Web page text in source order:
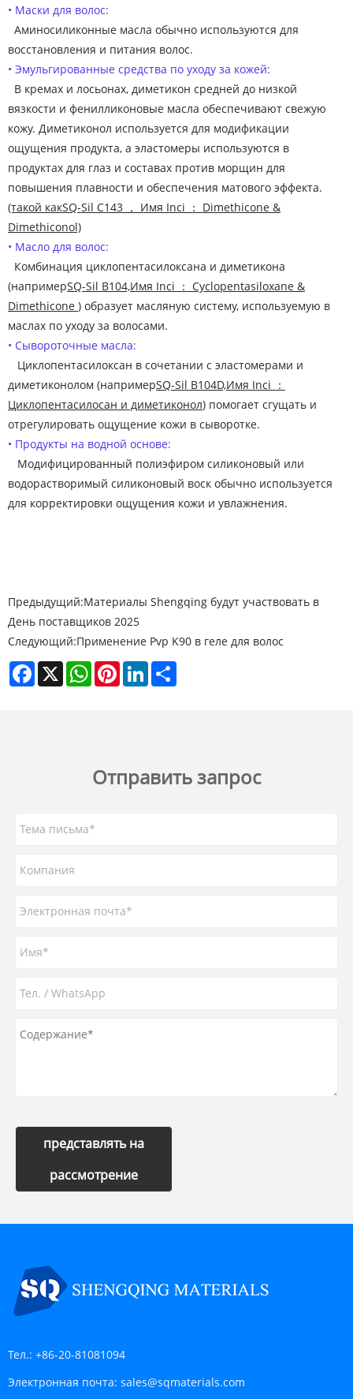
• Маски для волос:
Аминосиликонные масла обычно используются для
восстановления и питания волос.
• Эмульгированные средства по уходу за кожей:
В кремах и лосьонах, диметикон средней до низкой
вязкости и фенилликоновые масла обеспечивают свежую
кожу. Диметиконол используется для модификации
ощущения продукта, а эластомеры используются в
продуктах для глаз и составах против морщин для
повышения плавности и обеспечения матового эффекта.
(такой какSQ-Sil C143 ， Имя Inci ： Dimethicone &
Dimethiconol)
• Масло для волос:
Комбинация циклопентасилоксана и диметикона
(напримерSQ-Sil B104,Имя Inci ： Cyclopentasiloxane &
Dimethicone ) образует масляную систему, используемую в
маслах по уходу за волосами.
• Сывороточные масла:
Циклопентасилоксан в сочетании с эластомерами и
диметиконолом (напримерSQ-Sil B104D,Имя Inci ：
Циклопентасилосан и диметиконол) помогает сгущать и
отрегулировать ощущение кожи в сыворотке.
• Продукты на водной основе:
Модифицированный полиэфиром силиконовый или
водорастворимый силиконовый воск обычно используется
для корректировки ощущения кожи и увлажнения.
Предыдущий:Материалы Shengqing будут участвовать в
День поставщиков 2025
Следующий:Применение Pvp K90 в геле для волос
Facebook
X WhatsAppPinterestLinkedIn
Отправить запрос
представлять на
рассмотрение
Тел.: +86-20-81081094
Электронная почта: sales@sqmaterials.com